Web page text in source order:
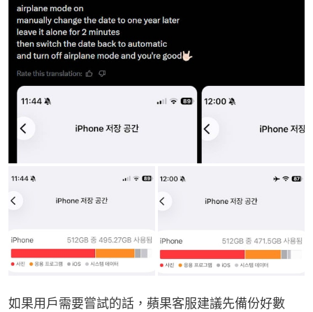
如果用戶需要嘗試的話，蘋果客服建議先備份好數